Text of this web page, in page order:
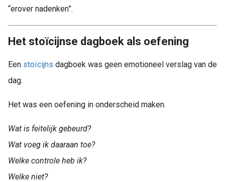
“erover nadenken”.
Het stoïcijnse dagboek als oefening
Een stoïcijns dagboek was geen emotioneel verslag van de
dag.
Het was een oefening in onderscheid maken.
Wat is feitelijk gebeurd?
Wat voeg ik daaraan toe?
Welke controle heb ik?
Welke niet?